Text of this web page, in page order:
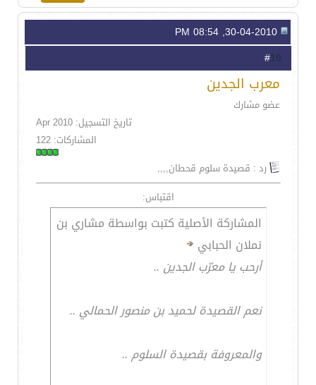
10
معرب الجدين
عضو مشارك
تاريخ التسجيل: Apr 2010
المشاركات: 122
رد : قصيدة سلوم قحطان,,,,
اقتباس:
المشاركة الأصلية كتبت بواسطة مشاري بن
نملان الحبابي
أرحب يا معرّب الجدين ..
نعم القصيدة لحميد بن منصور الحمالي ..
والمعروفة بقصيدة السلوم ..